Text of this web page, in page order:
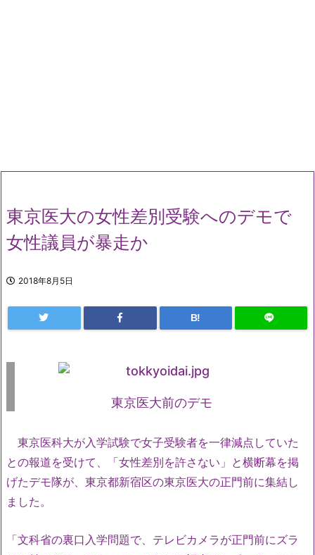
東京医大の女性差別受験へのデモで
女性議員が暴走か
2018年8月5日
B!
東京医大前のデモ
東京医科大が入学試験で女子受験者を一律減点していた
との報道を受けて、「女性差別を許さない」と横断幕を掲
げたデモ隊が、東京都新宿区の東京医大の正門前に集結し
ました。
「文科省の裏口入学問題で、テレビカメラが正門前にズラ